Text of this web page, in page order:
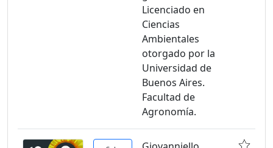
Licenciado en
Ciencias
Ambientales
otorgado por la
Universidad de
Buenos Aires.
Facultad de
Agronomía.